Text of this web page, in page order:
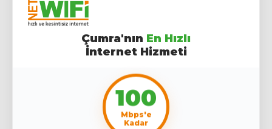
Çumra'nın En Hızlı
İnternet Hizmeti
100
Mbps'e
Kadar